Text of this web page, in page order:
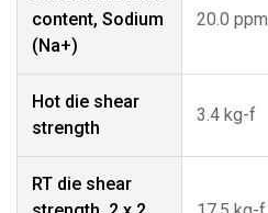
content, Sodium
(Na+)
20.0 ppm
Hot die shear
strength
3.4 kg-f
RT die shear